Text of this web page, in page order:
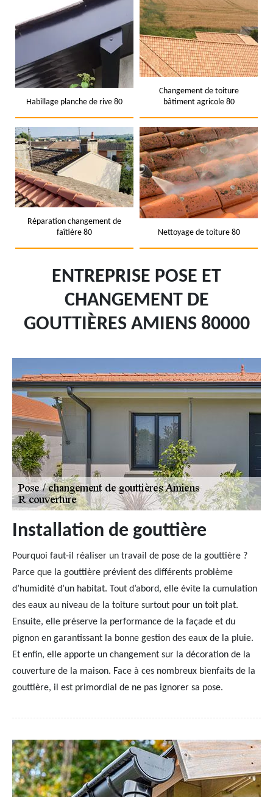
Habillage planche de rive 80
Changement de toiture
bâtiment agricole 80
Réparation changement de
faîtière 80
Nettoyage de toiture 80
ENTREPRISE POSE ET
CHANGEMENT DE
GOUTTIÈRES AMIENS 80000
Installation de gouttière
Pourquoi faut-il réaliser un travail de pose de la gouttière ?
Parce que la gouttière prévient des différents problème
d’humidité d’un habitat. Tout d’abord, elle évite la cumulation
des eaux au niveau de la toiture surtout pour un toit plat.
Ensuite, elle préserve la performance de la façade et du
pignon en garantissant la bonne gestion des eaux de la pluie.
Et enfin, elle apporte un changement sur la décoration de la
couverture de la maison. Face à ces nombreux bienfaits de la
gouttière, il est primordial de ne pas ignorer sa pose.